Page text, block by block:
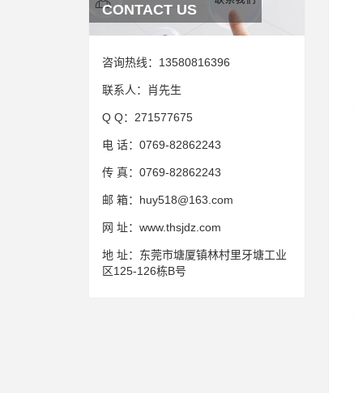
CONTACT US
咨询热线： 13580816396
联系人： 肖先生
Q Q： 271577675
电 话： 0769-82862243
传 真： 0769-82862243
邮 箱： huy518@163.com
网 址： www.thsjdz.com
地 址： 东莞市塘厦镇林村里牙塘工业
区125-126栋B号